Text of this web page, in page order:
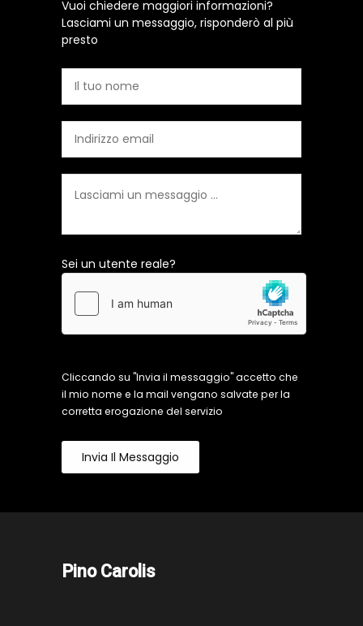
Vuoi chiedere maggiori informazioni?
Lasciami un messaggio, risponderò al più
presto
Sei un utente reale?
Cliccando su "Invia il messaggio" accetto che
il mio nome e la mail vengano salvate per la
corretta erogazione del servizio
Invia Il Messaggio
Pino Carolis